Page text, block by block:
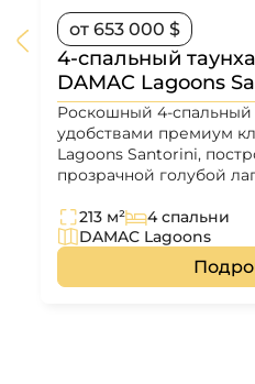
от 653 000 $
4-спальный
DAMAC Lagoons
Роскошный 4-спальный
удобствами премиум
Lagoons Santorini,
прозрачной голубой
213 м²
4 спальни
DAMAC Lagoons